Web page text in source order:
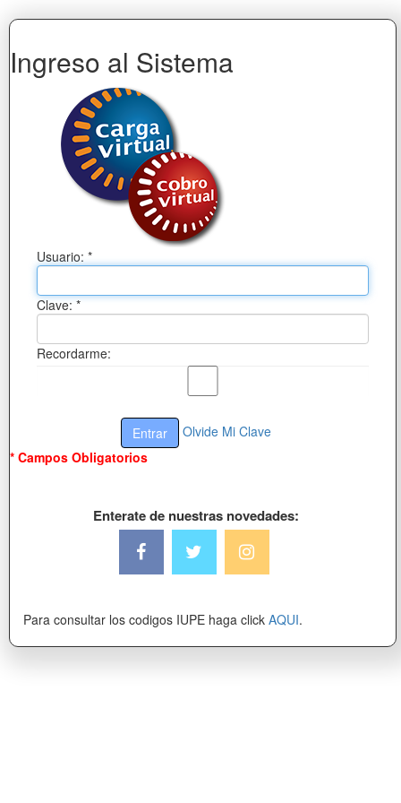
Ingreso al Sistema
Usuario: *
Clave: *
Recordarme:
Olvide Mi Clave
* Campos Obligatorios
Enterate de nuestras novedades:
Para consultar los codigos IUPE haga click AQUI.